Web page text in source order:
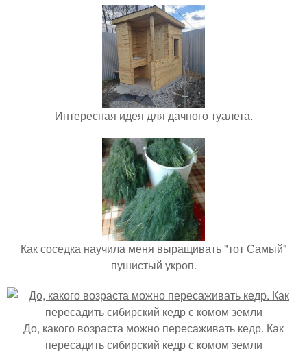
Интересная идея для дачного туалета.
Как соседка научила меня выращивать "тот Самый"
пушистый укроп.
До, какого возраста можно пересаживать кедр. Как
пересадить сибирский кедр с комом земли